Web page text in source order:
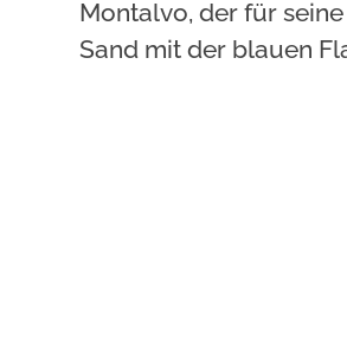
Montalvo, der für
Sand mit der blauen